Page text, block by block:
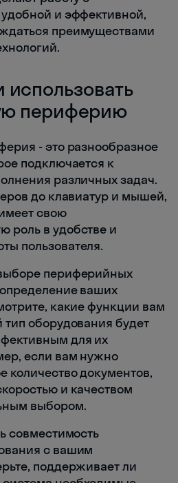
и эффективной,
преимуществами
использовать
периферию
- это разнообразное
подключается к
различных задач.
до клавиатур и мышей,
свою
роль в удобстве и
пользователя.
периферийных
ваших
какие функции вам
оборудования будет
для их
если вам нужно
количество документов,
и качеством
выбором.
совместимость
с вашим
поддерживает ли